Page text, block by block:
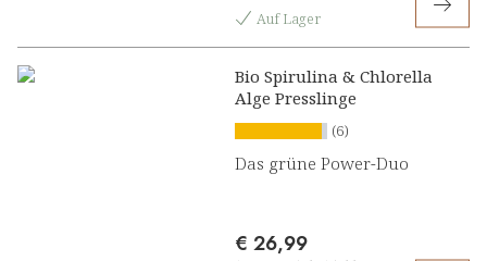
Auf Lager
Bio Spirulina & Chlorella
Alge Presslinge
(6)
Das grüne Power-Duo
€ 26,99